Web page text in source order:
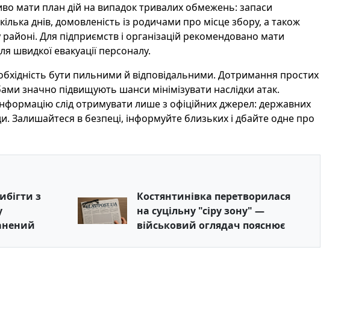
мати план дій на випадок тривалих обмежень: запаси
днів, домовленість із родичами про місце збору, а також
Для підприємств і організацій рекомендовано мати
швидкої евакуації персоналу.
бути пильними й відповідальними. Дотримання простих
значно підвищують шанси мінімізувати наслідки атак.
слід отримувати лише з офіційних джерел: державних
Залишайтеся в безпеці, інформуйте близьких і дбайте одне про
з
Костянтинівка перетворилася
на суцільну "сіру зону" —
військовий оглядач пояснює